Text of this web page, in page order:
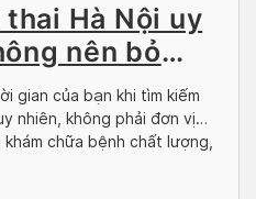
Hà Nội uy
nên bỏ
gian của bạn khi tìm kiếm
nhiên, không phải đơn vị
chữa bệnh chất lượng,
hết là tiếp nhận khách